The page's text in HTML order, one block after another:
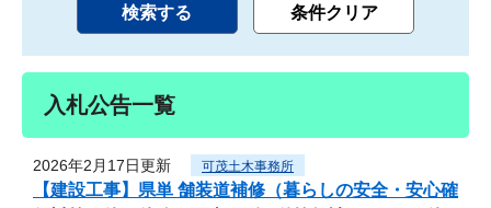
入札公告一覧
2026年2月17日更新 可茂土木事務所
【建設工事】県単 舗装道補修（暮らしの安全・安心確